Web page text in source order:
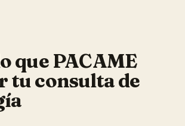
que PACAME
tuconsulta de